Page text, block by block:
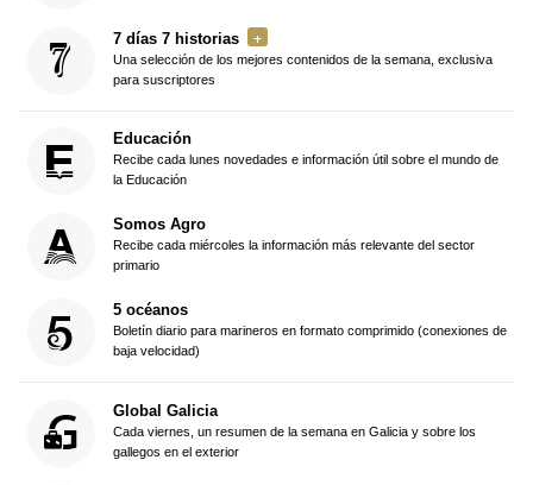
7 días 7 historias
Una selección de los mejores contenidos de la semana, exclusiva
para suscriptores
Educación
Recibe cada lunes novedades e información útil sobre el mundo de
la Educación
Somos Agro
Recibe cada miércoles la información más relevante del sector
primario
5 océanos
Boletín diario para marineros en formato comprimido (conexiones de
baja velocidad)
Global Galicia
Cada viernes, un resumen de la semana en Galicia y sobre los
gallegos en el exterior